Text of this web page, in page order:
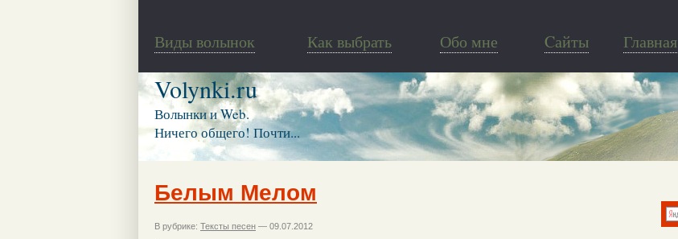
Виды волынок Как выбрать Обо мне Cайты Главная
Volynki.ru
Волынки и Web.
Ничего общего! Почти...
Белым Мелом
В рубрике: Тексты песен — 09.07.2012